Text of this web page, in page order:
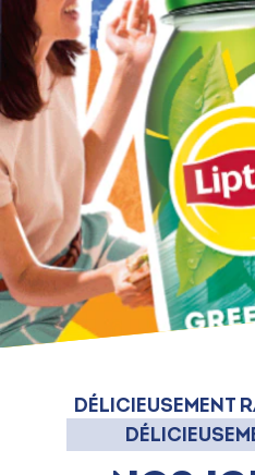
DÉLICIEUSEMENT